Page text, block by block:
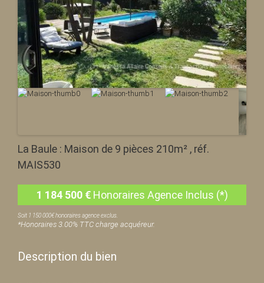
La Baule : Maison de 9 pièces 210m² , réf.
MAIS530
1 184 500€ Honoraires Agence Inclus (*)
Soit 1 150 000€ honoraires agence exclus.
*Honoraires 3.00% TTC charge acquéreur.
Description du bien